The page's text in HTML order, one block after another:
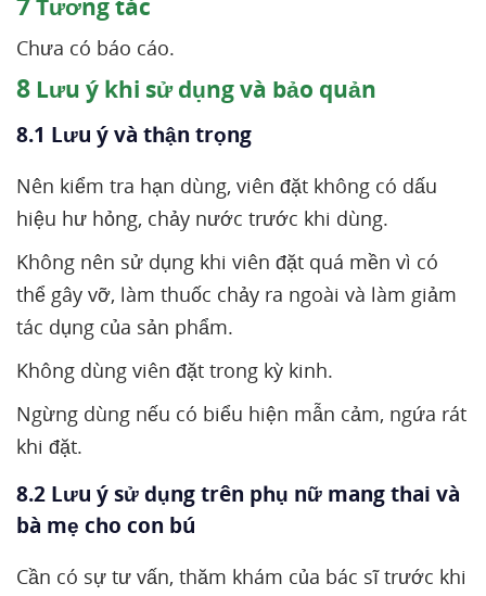
Tương tác
Chưa có báo cáo.
8 Lưu ý khi sử dụng và bảo quản
8.1 Lưu ý và thận trọng
Nên kiểm tra hạn dùng, viên đặt không có dấu
hiệu hư hỏng, chảy nước trước khi dùng.
Không nên sử dụng khi viên đặt quá mền vì có
thể gây vỡ, làm thuốc chảy ra ngoài và làm giảm
tác dụng của sản phẩm.
Không dùng viên đặt trong kỳ kinh.
Ngừng dùng nếu có biểu hiện mẫn cảm, ngứa rát
khi đặt.
8.2 Lưu ý sử dụng trên phụ nữ mang thai và
bà mẹ cho con bú
Cần có sự tư vấn, thăm khám của bác sĩ trước khi